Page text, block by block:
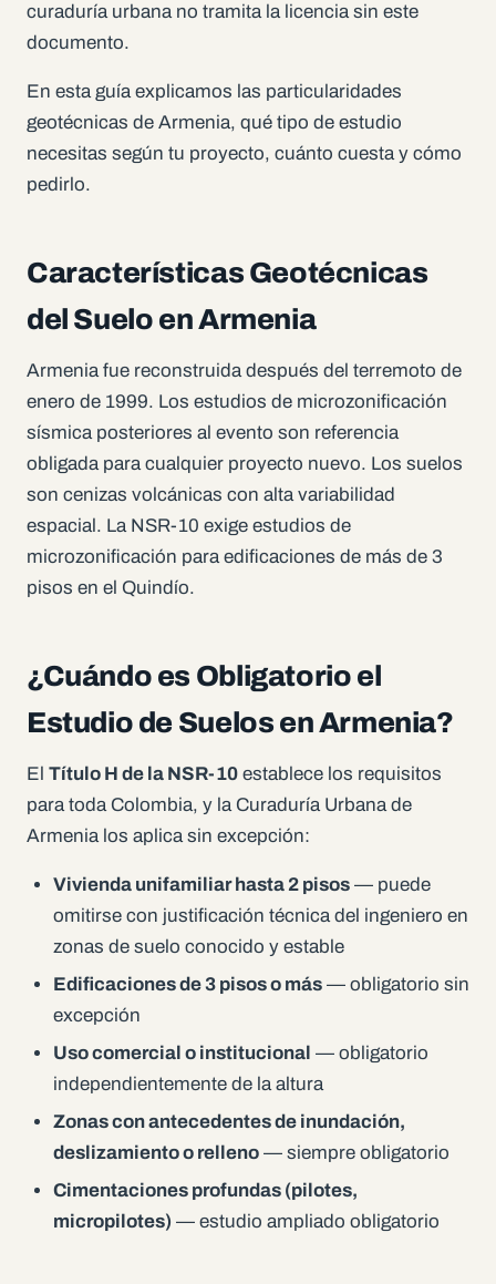
curaduría urbana no tramita la licencia sin este
documento.
En esta guía explicamos las particularidades
geotécnicas de Armenia, qué tipo de estudio
necesitas según tu proyecto, cuánto cuesta y cómo
pedirlo.
Características Geotécnicas
del Suelo en Armenia
Armenia fue reconstruida después del terremoto de
enero de 1999. Los estudios de microzonificación
sísmica posteriores al evento son referencia
obligada para cualquier proyecto nuevo. Los suelos
son cenizas volcánicas con alta variabilidad
espacial. La NSR-10 exige estudios de
microzonificación para edificaciones de más de 3
pisos en el Quindío.
¿Cuándo es Obligatorio el
Estudio de Suelos en Armenia?
El Título H de la NSR-10 establece los requisitos
para toda Colombia, y la Curaduría Urbana de
Armenia los aplica sin excepción:
Vivienda unifamiliar hasta 2 pisos — puede
omitirse con justificación técnica del ingeniero en
zonas de suelo conocido y estable
Edificaciones de 3 pisos o más — obligatorio sin
excepción
Uso comercial o institucional — obligatorio
independientemente de la altura
Zonas con antecedentes de inundación,
deslizamiento o relleno — siempre obligatorio
Cimentaciones profundas (pilotes,
micropilotes) — estudio ampliado obligatorio